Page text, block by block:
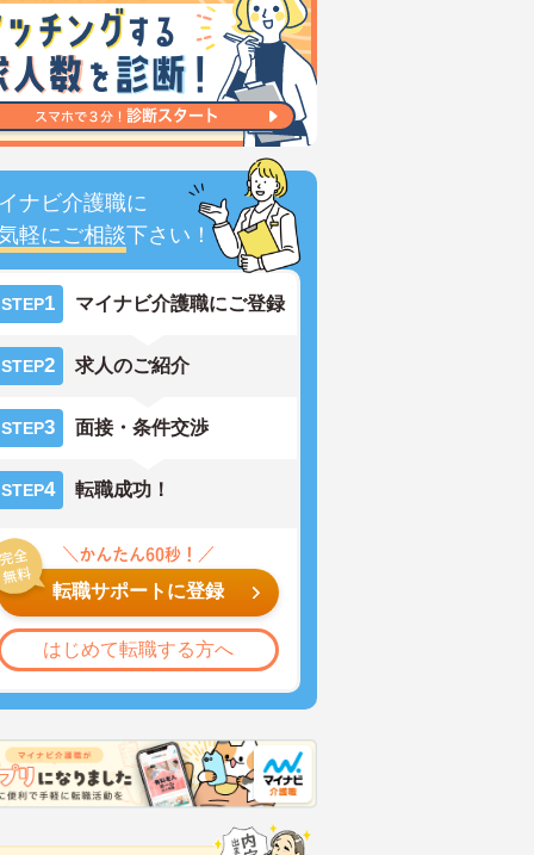
ナビ介護職に
軽にご相談下さい！
STEP1 マイナビ介護職にご登録
STEP2 求人のご紹介
STEP3 面接・条件交渉
STEP4 転職成功！
転職サポートに登録
はじめて転職する方へ